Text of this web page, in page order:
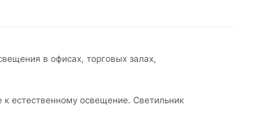
в офисах, торговых залах,
естественному освещение. Светильник